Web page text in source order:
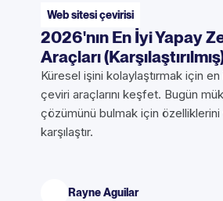
Web sitesi çevirisi
2026'nın En İyi Yapay
Araçları
Küresel işini kolaylaştırmak için
çeviri araçlarını keşfet. Bugün
çözümünü bulmak için özelliklerini
karşılaştır.
Rayne Aguilar